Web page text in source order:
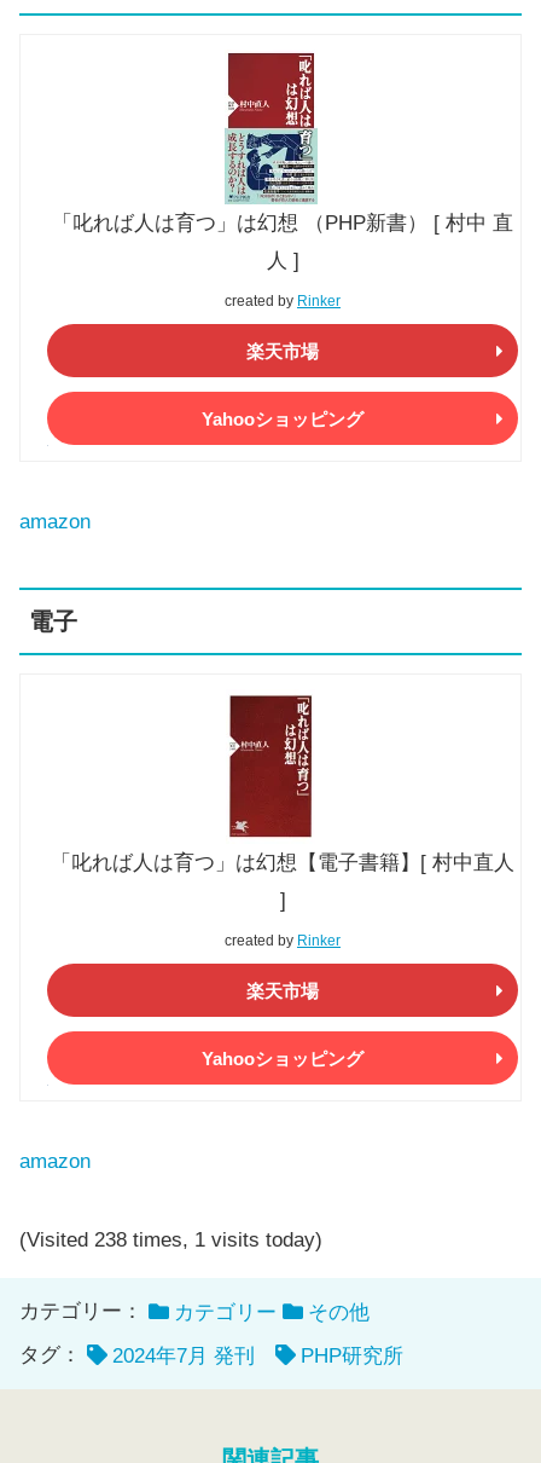
「叱れば人は育つ」は幻想 （PHP新書） [ 村中 直
人 ]
created by Rinker
楽天市場
Yahooショッピング
amazon
電子
「叱れば人は育つ」は幻想【電子書籍】[ 村中直人
]
created by Rinker
楽天市場
Yahooショッピング
amazon
(Visited 238 times, 1 visits today)
カテゴリー： カテゴリー
その他
タグ：
2024年7月 発刊 PHP研究所